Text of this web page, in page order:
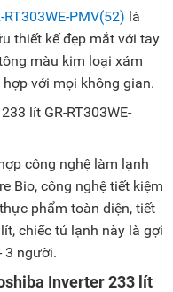
PMV(52) là
thiết kế đẹp mắt với tay
màu kim loại xám
với mọi không gian.
công nghệ làm lạnh
Bio, công nghệ tiết kiệm
phẩm toàn diện, tiết
chiếc tủ lạnh này là gợi
3 người.
Inverter 233 lít